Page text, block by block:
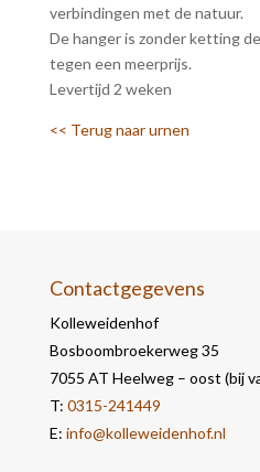
verbindingen met de natuur.
De hanger is zonder ketting
tegen een meerprijs.
Levertijd 2 weken
<< Terug naar urnen
Contactgegevens
Kolleweidenhof
Bosboombroekerweg 35
7055 AT Heelweg – oost (bij
T: 0315-241449
E: info@kolleweidenhof.nl